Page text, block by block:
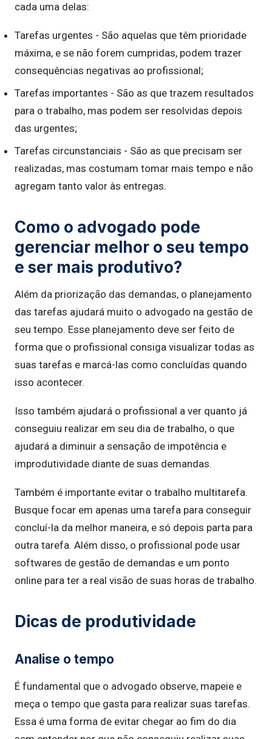
cada uma delas:
Tarefas urgentes - São aquelas que têm prioridade
máxima, e se não forem cumpridas, podem trazer
consequências negativas ao profissional;
Tarefas importantes - São as que trazem resultados
para o trabalho, mas podem ser resolvidas depois
das urgentes;
Tarefas circunstanciais - São as que precisam ser
realizadas, mas costumam tomar mais tempo e não
agregam tanto valor às entregas.
Como o advogado pode
gerenciar melhor o seu tempo
e ser mais produtivo?
Além da priorização das demandas, o planejamento
das tarefas ajudará muito o advogado na gestão de
seu tempo. Esse planejamento deve ser feito de
forma que o profissional consiga visualizar todas as
suas tarefas e marcá-las como concluídas quando
isso acontecer.
Isso também ajudará o profissional a ver quanto já
conseguiu realizar em seu dia de trabalho, o que
ajudará a diminuir a sensação de impotência e
improdutividade diante de suas demandas.
Também é importante evitar o trabalho multitarefa.
Busque focar em apenas uma tarefa para conseguir
concluí-la da melhor maneira, e só depois parta para
outra tarefa. Além disso, o profissional pode usar
softwares de gestão de demandas e um ponto
online para ter a real visão de suas horas de trabalho.
Dicas de produtividade
Analise o tempo
É fundamental que o advogado observe, mapeie e
meça o tempo que gasta para realizar suas tarefas.
Essa é uma forma de evitar chegar ao fim do dia